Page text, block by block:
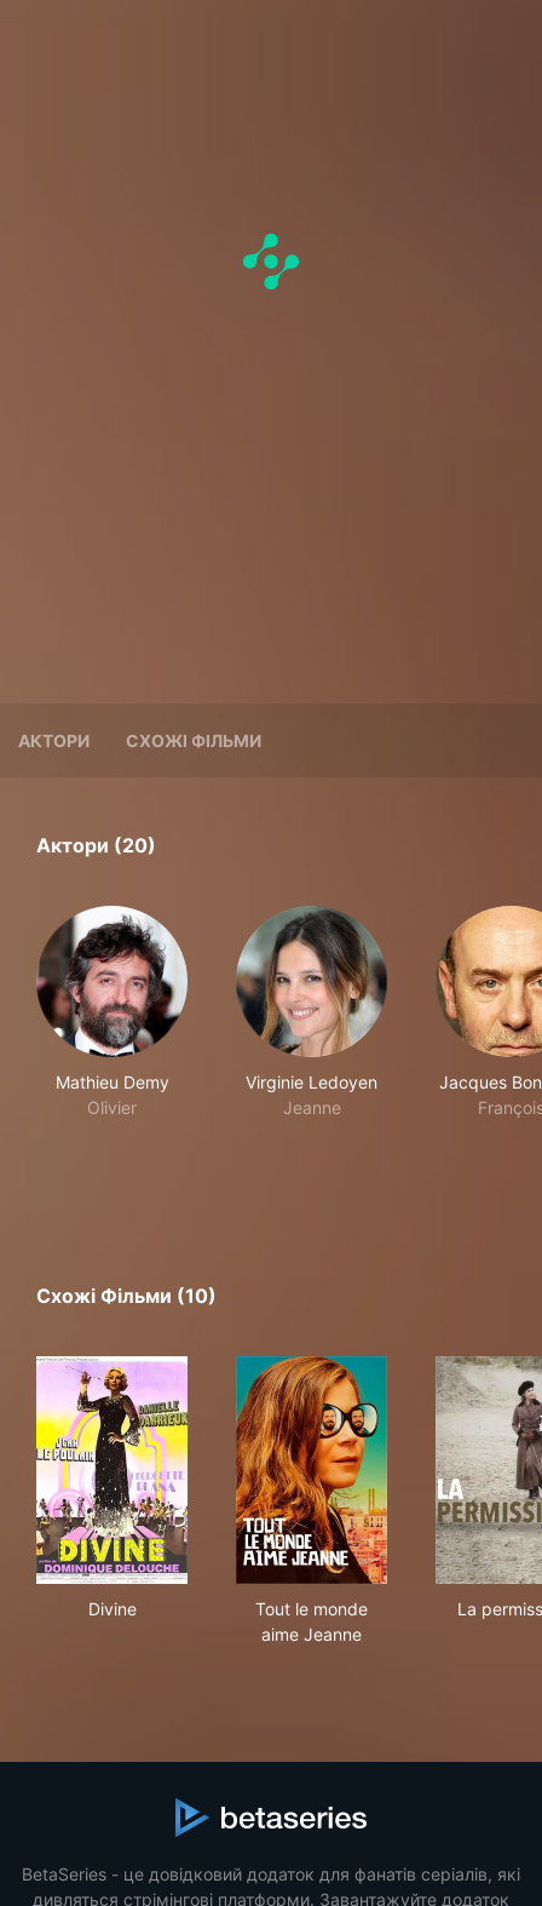
АКТОРИ СХОЖІ ФІЛЬМИ
Актори (20)
Mathieu Demy
Olivier
Virginie Ledoyen
Jeanne
Jacques
Схожі Фільми (10)
Divine
Tout le monde
aime Jeanne
La
BetaSeries - це довідковий додаток для фанатів серіалів, які
дивляться стрімінгові платформи. Завантажуйте додаток